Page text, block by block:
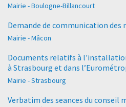
Mairie - Boulogne-Billancourt
Demande de communication des
Mairie - Mâcon
Documents relatifs à
à Strasbourg et dans
Mairie - Strasbourg
Verbatim des seances du conseil